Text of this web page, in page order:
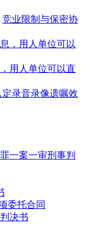
竞业限制与保密协
用人单位可以直
定录音录像遗嘱效
一案一审刑事判
委托合同
决书